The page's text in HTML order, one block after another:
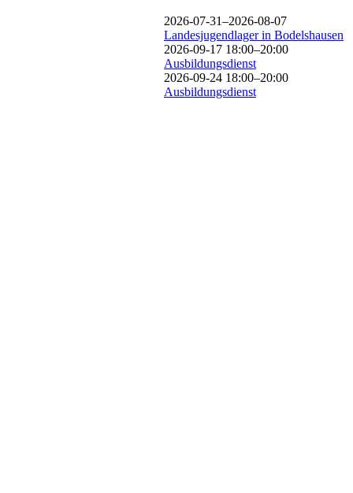
2026-07-31–2026-08-07
Landesjugendlager in Bodelshausen
2026-09-17 18:00–20:00
Ausbildungsdienst
2026-09-24 18:00–20:00
Ausbildungsdienst